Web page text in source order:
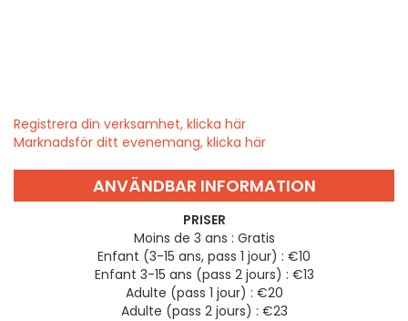
Registrera din verksamhet, klicka här
Marknadsför ditt evenemang, klicka här
ANVÄNDBAR INFORMATION
PRISER
Moins de 3 ans : Gratis
Enfant (3-15 ans, pass 1 jour) : €10
Enfant 3-15 ans (pass 2 jours) : €13
Adulte (pass 1 jour) : €20
Adulte (pass 2 jours) : €23